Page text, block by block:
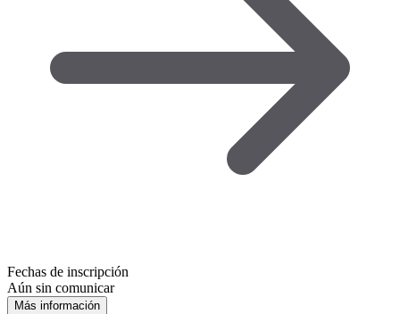
Fechas de inscripción
Aún sin comunicar
Más información